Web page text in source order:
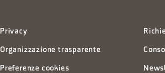
Privacy
Organizzazione trasparente
Preferenze cookies